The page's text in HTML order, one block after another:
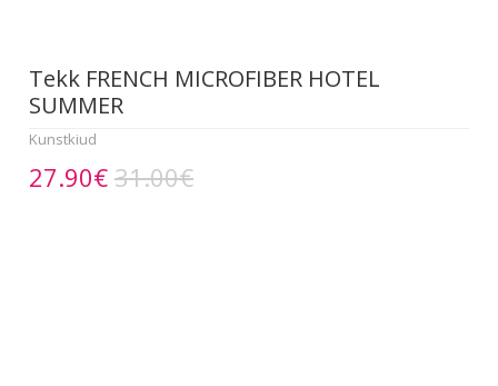
Tekk FRENCH MICROFIBER HOTEL
SUMMER
Kunstkiud
27.90€31.00€